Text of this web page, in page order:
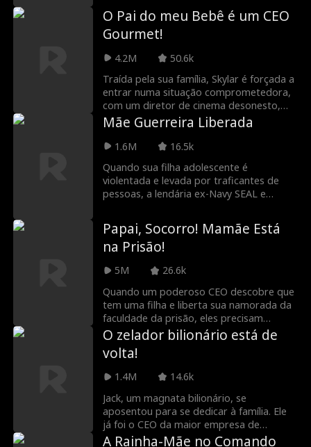
não se reconhecem. Por acaso, Violet
descobre que seu encantador chefe,
perdido...
morte de sua própria filha. Winnie busca
justiça para sua filha perdida, mas
enfrenta a interferência implacável de
O Pai do meu Bebê é um CEO
Gourmet!
4.2M
50.6k
Traída pela sua família, Skylar é forçada a
entrar numa situação comprometedora,
com um diretor de cinema desonesto,
para poder pagar as contas médicas de
termina tendo uma noite de sexo com
resulta numa gravidez não planejada.
Enviada para o exterior, Skylar regressa
seis anos depois com o seu filho e abre
com que ela e Maxwell se reencontrem…
será que ele vai reconhecer Skylar como a
mulher inesquecível daquela noite
fatídica?
Mãe Guerreira Liberada
1.6M
16.5k
Quando sua filha adolescente é
violentada e levada por traficantes de
pessoas, a lendária ex-Navy SEAL e
abandona sua vida anônima de dona de
lanchonete em cidade pequena para
resgatá-la e destruir o Cartel Navarro
Papai, Socorro! Mamãe Está
na Prisão!
5M
26.6k
Quando um poderoso CEO descobre que
tem uma filha e liberta sua namorada da
faculdade da prisão, eles precisam
superar anos de ressentimento e
sacrifício para proteger sua filha
daqueles que os separaram.
O zelador bilionário está de
volta!
1.4M
14.6k
Jack, um magnata bilionário, se
aposentou para se dedicar à família. Ele
já foi o CEO da maior empresa de
segurança do mundo, mas hoje vive
A Rainha-Mãe no Comando